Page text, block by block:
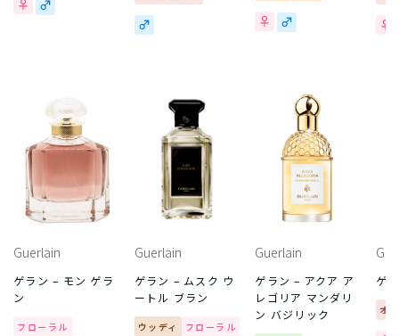
Guerlain
ゲラン – モン ゲラ
ン
フローラル
Guerlain
ゲラン – ムスク ウ
ートル ブラン
ウッディ フローラル
Guerlain
ゲラン – アクア ア
レゴリア マンダリ
ン バジリック
ゲ
オ